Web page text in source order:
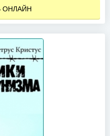
ОНЛАЙН